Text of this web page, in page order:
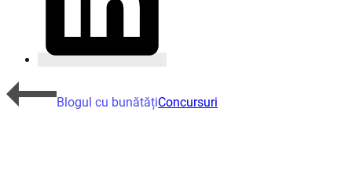
Blogul cu bunătățiConcursuri